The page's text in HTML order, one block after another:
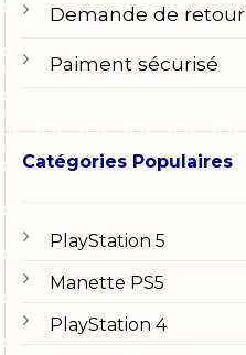
Demande de retour
Paiment sécurisé
Catégories Populaires
PlayStation 5
Manette PS5
PlayStation 4